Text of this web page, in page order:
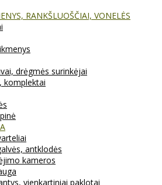
RANKŠLUOŠČIAI, VONELĖS
drėgmės surinkėjai
komplektai
antklodės
kameros
vienkartiniai paklotai